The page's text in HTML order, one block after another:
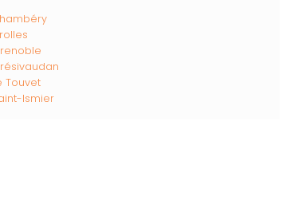
Touvet
Ismier